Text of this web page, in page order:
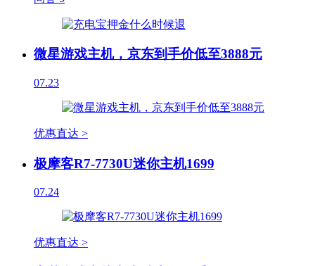
微星游戏主机，京东到手价低至3888元
07.23
优惠直达 >
极摩客R7-7730U迷你主机1699
07.24
优惠直达 >